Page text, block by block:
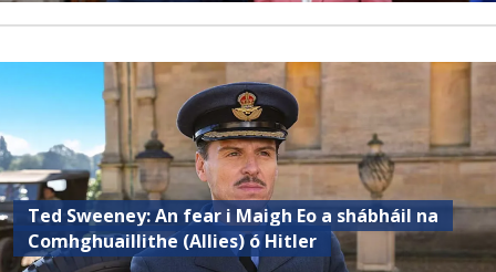
Ted Sweeney: An fear i Maigh Eo a shábháil na
Comhghuaillithe (Allies) ó Hitler